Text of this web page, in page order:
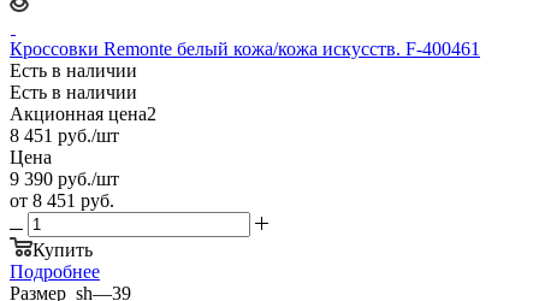
Кроссовки Remonte белый кожа/кожа искусств. F-400461
Есть в наличии
Есть в наличии
Акционная цена2
8 451 руб./шт
Цена
9 390 руб./шт
от 8 451 руб.
Купить
Подробнее
Размер_sh—39